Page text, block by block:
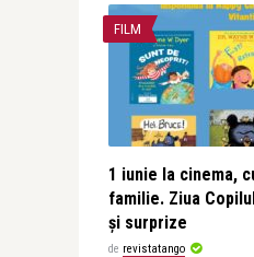
FILM
1 iunie la cinema,
familie. Ziua
și surprize
de revistatango